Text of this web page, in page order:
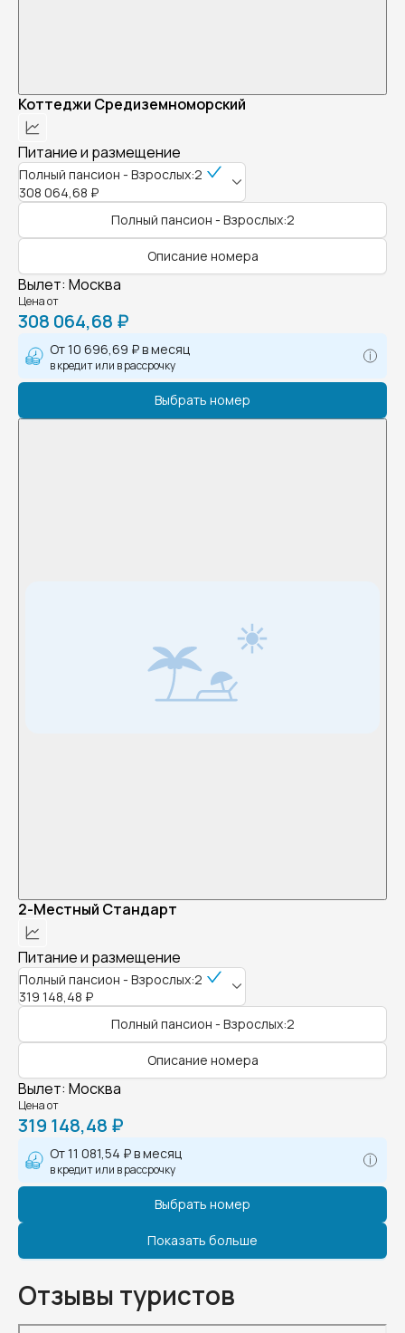
Коттеджи Средиземноморский
Питание и размещение
Полный пансион - Взрослых:2
308 064,68 ₽
Полный пансион - Взрослых:2
Описание номера
Вылет: Москва
Цена от
308 064,68 ₽
От10 696,69 ₽в месяц
в кредит или в рассрочку
Выбрать номер
2-Местный Стандарт
Питание и размещение
Полный пансион - Взрослых:2
319 148,48 ₽
Полный пансион - Взрослых:2
Описание номера
Вылет: Москва
Цена от
319 148,48 ₽
От11 081,54 ₽в месяц
в кредит или в рассрочку
Выбрать номер
Показать больше
Отзывы туристов